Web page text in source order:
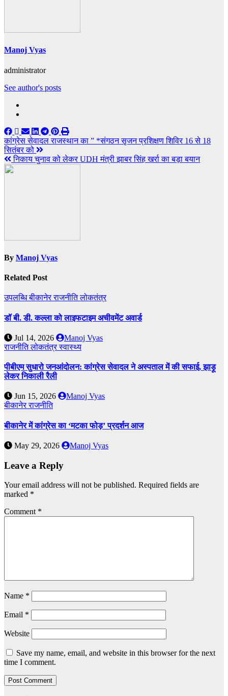
Manoj Vyas
administrator
See author's posts
Post
navigation
कांग्रेस सेवादल राजस्थान का ” *संगठन सृजन प्रशिक्षण शिविर 16 से 18
सितंबर को
निकाय चुनाव को लेकर UDH मंत्री झाबर सिंह खर्रा का बड़ा बयान
By Manoj Vyas
Related Post
उपलब्धिबीकानेरराजनीतिलोकतंत्र
डॉ बी. डी. कल्ला को लाइफटाइम अचीवमेंट अवार्ड
Jul 14, 2026
Manoj Vyas
राजनीतिलोकतंत्रस्वास्थ्य
पीबीएम सुधारो जनआंदोलन: कांग्रेस सेवादल ने अस्पताल में की सफाई, झाड़ू
लेकर निकाली रैली
Jun 15, 2026
Manoj Vyas
बीकानेरराजनीति
बीकानेर में कांग्रेस का ‘मटका फोड़’ प्रदर्शन आज
May 29, 2026 Manoj Vyas
Leave a Reply
Your email address will not be published. Required fields are
marked *
Comment *
Name *
Email *
Website
Save my name, email, and website in this browser for the next
time I comment.